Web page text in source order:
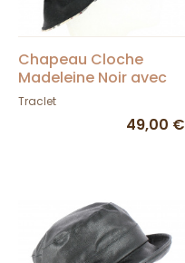
Chapeau Cloche
Madeleine Noir avec
Imprimé Tartan-
Traclet
49,00 €